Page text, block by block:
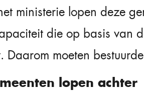
ministerie lopen deze
die op basis van
Daarom moeten
lopen achter